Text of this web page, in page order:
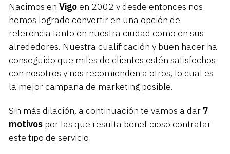
Nacimos en Vigoen 2002 y desde entonces nos
hemos logrado convertir en una opción de
referencia tanto en nuestra ciudad como en sus
alrededores. Nuestra cualificación y buen hacer ha
conseguido que miles de clientes estén satisfechos
con nosotros y nos recomienden a otros, lo cual es
la mejor campaña de marketing posible.
Sin más dilación, a continuación te vamos a dar 7
motivospor las que resulta beneficioso contratar
este tipo de servicio: